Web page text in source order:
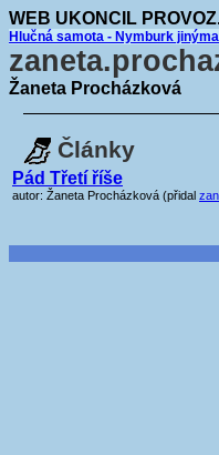
WEB UKONCIL
Hlučná samota - Nymburk
Žaneta Procházková
Články
Pád Třetí říše
autor: Žaneta Procházková (přidal